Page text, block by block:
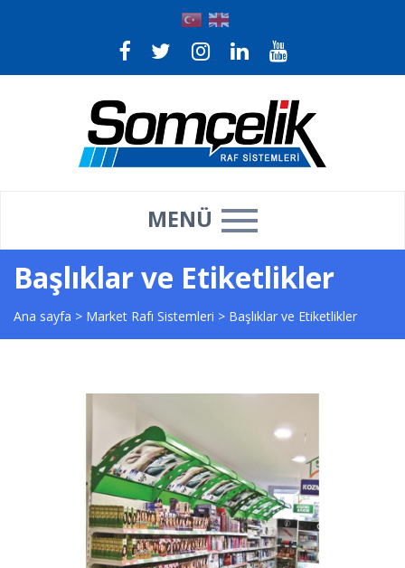
MENÜ
Başlıklar ve Etiketlikler
Ana sayfa > Market Rafı Sistemleri > Başlıklar ve Etiketlikler